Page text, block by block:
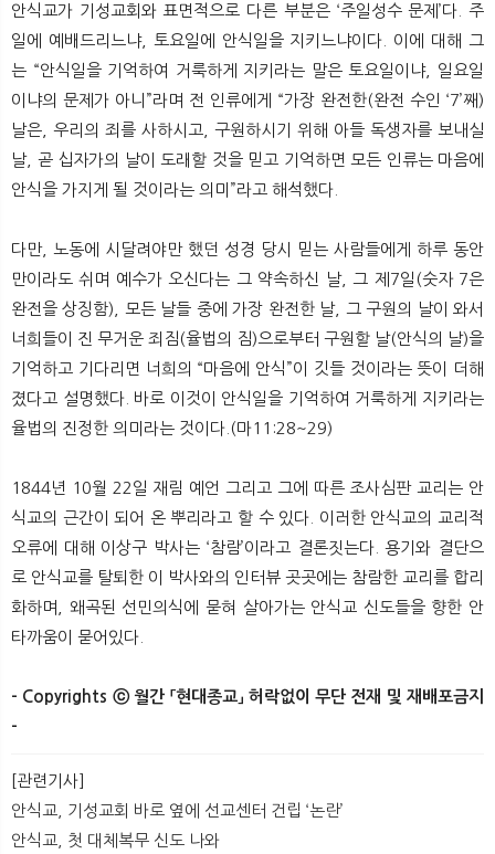
안식교가 기성교회와 표면적으로 다른 부분은 ‘주일성수 문제’다. 주
일에 예배드리느냐, 토요일에 안식일을 지키느냐이다. 이에 대해 그
는 “안식일을 기억하여 거룩하게 지키라는 말은 토요일이냐, 일요일
이냐의 문제가 아니”라며 전 인류에게 “가장 완전한(완전 수인 ‘7’째)
날은, 우리의 죄를 사하시고, 구원하시기 위해 아들 독생자를 보내실
날, 곧 십자가의 날이 도래할 것을 믿고 기억하면 모든 인류는 마음에
안식을 가지게 될 것이라는 의미”라고 해석했다.
다만, 노동에 시달려야만 했던 성경 당시 믿는 사람들에게 하루 동안
만이라도 쉬며 예수가 오신다는 그 약속하신 날, 그 제7일(숫자 7은
완전을 상징함), 모든 날들 중에 가장 완전한 날, 그 구원의 날이 와서
너희들이 진 무거운 죄짐(율법의 짐)으로부터 구원할 날(안식의 날)을
기억하고 기다리면 너희의 “마음에 안식”이 깃들 것이라는 뜻이 더해
졌다고 설명했다. 바로 이것이 안식일을 기억하여 거룩하게 지키라는
율법의 진정한 의미라는 것이다.(마11:28~29)
1844년 10월 22일 재림 예언 그리고 그에 따른 조사심판 교리는 안
식교의 근간이 되어 온 뿌리라고 할 수 있다. 이러한 안식교의 교리적
오류에 대해 이상구 박사는 ‘참람’이라고 결론짓는다. 용기와 결단으
로 안식교를 탈퇴한 이 박사와의 인터뷰 곳곳에는 참람한 교리를 합리
화하며, 왜곡된 선민의식에 묻혀 살아가는 안식교 신도들을 향한 안
타까움이 묻어있다.
- Copyrights ⓒ 월간 「현대종교」 허락없이 무단 전재 및 재배포금지
-
[관련기사]
안식교, 기성교회 바로 옆에 선교센터 건립 ‘논란’
안식교, 첫 대체복무 신도 나와